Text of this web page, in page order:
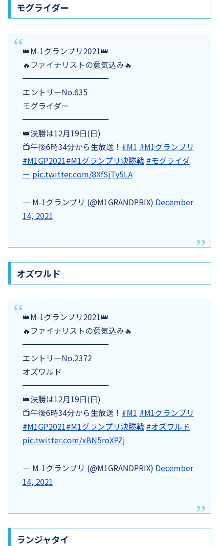
モグライダー
👑M-1グランプリ2021👑
🔥ファイナリストの意気込み🔥
━━━━━━━━━━━
エントリーNo.635
モグライダー
━━━━━━━━━━━
👑決勝は12月19日(日)
📺午後6時34分から生放送！ #M1 #M1グランプリ
#M1GP2021#M1グランプリ決勝戦 #モグライダ
ー pic.twitter.com/8XfSjTy5LA
— M-1グランプリ (@M1GRANDPRIX) December
14, 2021
オズワルド
👑M-1グランプリ2021👑
🔥ファイナリストの意気込み🔥
━━━━━━━━━━━
エントリーNo.2372
オズワルド
━━━━━━━━━━━
👑決勝は12月19日(日)
📺午後6時34分から生放送！ #M1 #M1グランプリ
#M1GP2021#M1グランプリ決勝戦 #オズワルド
pic.twitter.com/xBN5roXPZj
— M-1グランプリ (@M1GRANDPRIX) December
14, 2021
ランジャタイ